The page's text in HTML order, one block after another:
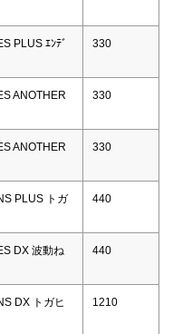
PLUS ｴﾝﾃﾞ
330
ANOTHER
330
ANOTHER
330
PLUS トガ
440
DX 波動ね
440
DX トガヒ
1210